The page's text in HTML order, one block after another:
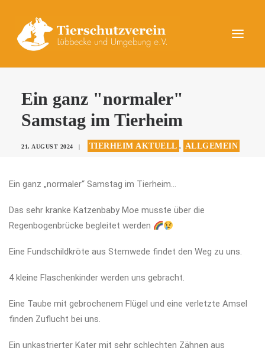
UNSERE TIERE
AKTUELLES
DAS TIERHEIM
Ein ganz "normaler"
Samstag im Tierheim
21. AUGUST 2024 | TIERHEIM AKTUELL , ALLGEMEIN
Ein ganz „normaler“ Samstag im Tierheim…
Das sehr kranke Katzenbaby Moe musste über die
Regenbogenbrücke begleitet werden
Eine Fundschildkröte aus Stemwede findet den Weg zu uns.
4 kleine Flaschenkinder werden uns gebracht.
Eine Taube mit gebrochenem Flügel und eine verletzte Amsel
finden Zuflucht bei uns.
Ein unkastrierter Kater mit sehr schlechten Zähnen aus